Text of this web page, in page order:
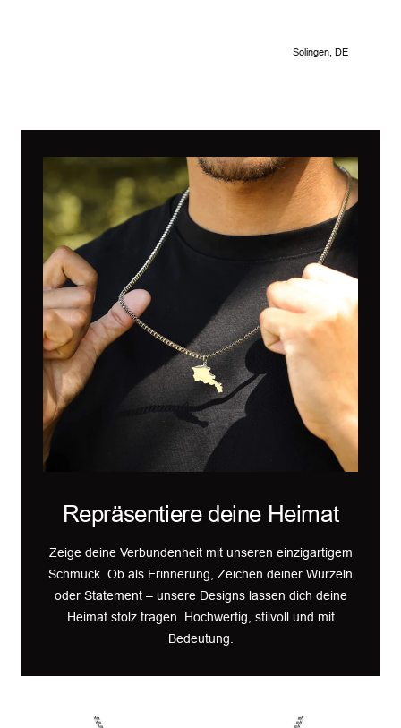
Solingen, DE
Repräsentiere deine Heimat
Zeige deine Verbundenheit mit unseren einzigartigem
Schmuck. Ob als Erinnerung, Zeichen deiner Wurzeln
oder Statement – unsere Designs lassen dich deine
Heimat stolz tragen. Hochwertig, stilvoll und mit
Bedeutung.